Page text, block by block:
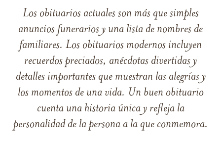
Los obituarios actuales son más que simples
anuncios funerarios y una lista de nombres de
familiares. Los obituarios modernos incluyen
recuerdos preciados, anécdotas divertidas y
detalles importantes que muestran las alegrías y
los momentos de una vida. Un buen obituario
cuenta una historia única y refleja la
personalidad de la persona a la que conmemora.